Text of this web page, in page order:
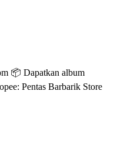
📦 Dapatkan album
Pentas Barbarik Store